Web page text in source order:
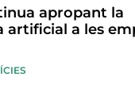
apropant la
artificial a les